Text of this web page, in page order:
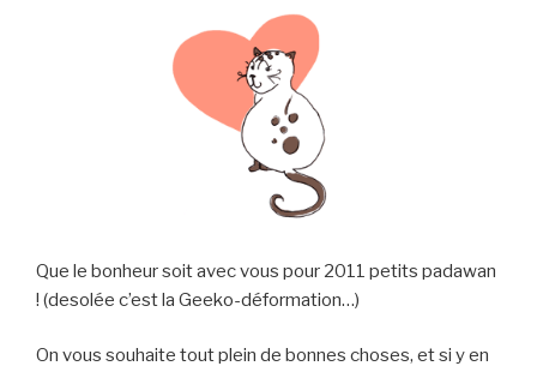
Que le bonheur soit avec vous pour 2011 petits padawan
! (desolée c’est la Geeko-déformation…)
On vous souhaite tout plein de bonnes choses, et si y en